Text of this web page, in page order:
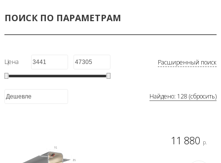
ПОИСК ПО ПАРАМЕТРАМ
Цена Расширенный поиск
Найдено: 128 (сбросить)
11 880 р.